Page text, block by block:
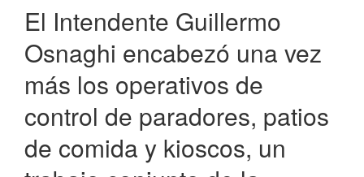
noreste
argentino
El Intendente Guillermo
Osnaghi encabezó una vez
más los operativos de
control de paradores, patios
de comida y kioscos, un